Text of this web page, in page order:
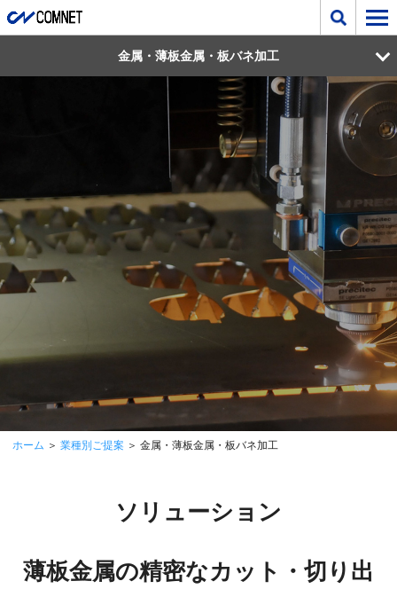
金属・薄板金属・板バネ加工
ホーム ＞ 業種別ご提案 ＞ 金属・薄板金属・板バネ加工
ソリューション
薄板金属の精密なカット・切り出